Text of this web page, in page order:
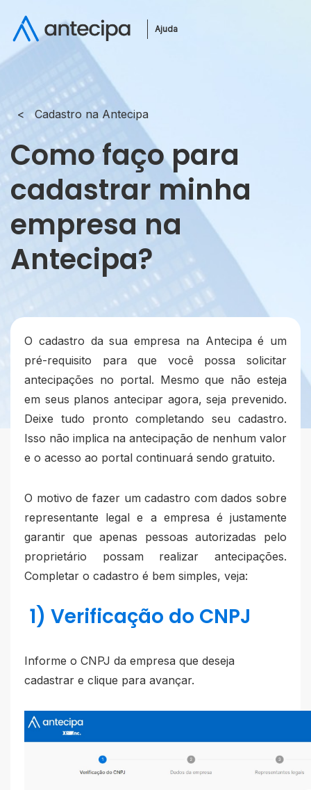
Ajuda
Cadastro na Antecipa
Como faço para
cadastrar minha
empresa na
Antecipa?
O cadastro da sua empresa na Antecipa é um
pré-requisito para que você possa solicitar
antecipações no portal. Mesmo que não esteja
em seus planos antecipar agora, seja prevenido.
Deixe tudo pronto completando seu cadastro.
Isso não implica na antecipação de nenhum valor
e o acesso ao portal continuará sendo gratuito.
O motivo de fazer um cadastro com dados sobre
representante legal e a empresa é justamente
garantir que apenas pessoas autorizadas pelo
proprietário possam realizar antecipações.
Completar o cadastro é bem simples, veja:
1) Verificação do CNPJ
Informe o CNPJ da empresa que deseja
cadastrar e clique para avançar.